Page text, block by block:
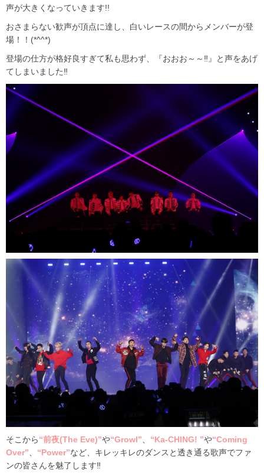
声が大きくなっていきます!!
おさまらない歓声が頂点に達し、白いレースの間からメンバーが登
場！！(*^^*)
登場の仕方が格好良すぎて私も思わず、『おおお～～‼』と声をあげ
てしまいました‼
そこから“前夜(The Eve)”や“Growl” “Ka-CHING! ”や“Coming
Over”
“Power”など、キレッキレのダンスと透き通る歌声でファ
ンの皆さんを魅了します‼